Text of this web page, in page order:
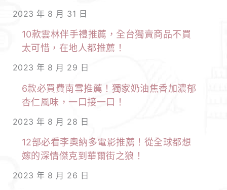
2023 年 8 月 31 日
10款雲林伴手禮推薦，全台獨賣商品不買
太可惜，在地人都推薦！
2023 年 8 月 29 日
6款必買費南雪推薦！獨家奶油焦香加濃郁
杏仁風味，一口接一口！
2023 年 8 月 28 日
12部必看李奧納多電影推薦！從全球都想
嫁的深情傑克到華爾街之狼！
2023 年 8 月 26 日